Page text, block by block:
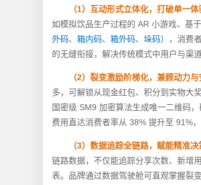
（1） 互动形式立体化，打破单一体
如模拟饮品生产过程的 AR 小游戏、基
外码、箱内码、箱外码、垛码）
，消费
的无缝衔接，解决传统模式中用户与渠
（2） 裂变激励阶梯化，兼顾动力与
多，可解锁从现金红包、积分到实物大
国密级 SM9 加密算法生成唯一二维码
费用直达消费者率从 38% 提升至 91%
（3） 数据追踪全链路，赋能精准决
链路数据，不仅能追踪分享次数、新增
表。品牌通过数据驾驶舱可直观掌握裂